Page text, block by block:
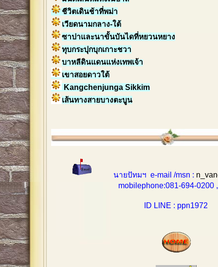
ชีวิตเดินช้าที่พม่า
เวียดนามกลาง-ใต้
ซาปาและนาขั้นบันไดที่หยวนหยาง
ทุบกระปุกบุกเกาะชวา
บาหลีดินแดนแห่งเทพเจ้า
เขาสอยดาวใต้
Kangchenjunga Sikkim
เส้นทางสายบางตะบูน
นายปัทมฯ e-mail /msn :
mobilephone:081-694-0200 ,
ID LINE : ppn1972